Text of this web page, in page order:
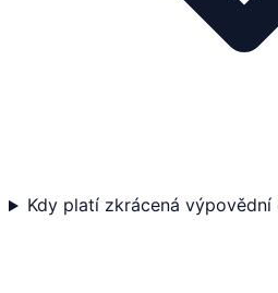
Kdy platí zkrácená výpovědní